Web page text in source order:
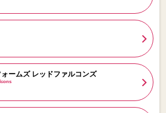
ームズ レッドファルコンズ